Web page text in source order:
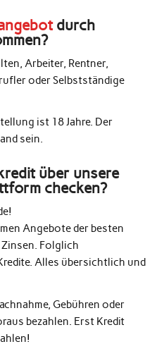
durch
Arbeiter, Rentner,
oder Selbstständige
ist 18 Jahre. Der
sein.
über unsere
checken?
Angebote der besten
Folglich
Alles übersichtlich und
Gebühren oder
bezahlen. Erst Kredit